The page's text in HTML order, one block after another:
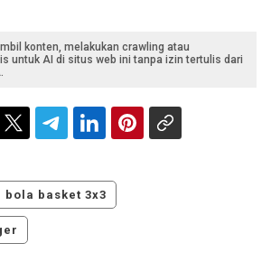
konten, melakukan crawling atau
untuk AI di situs web ini tanpa izin tertulis dari
bola basket 3x3